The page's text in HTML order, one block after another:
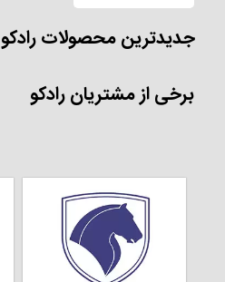
جدیدترین محصولات رادکو
برخی از مشتریان رادکو